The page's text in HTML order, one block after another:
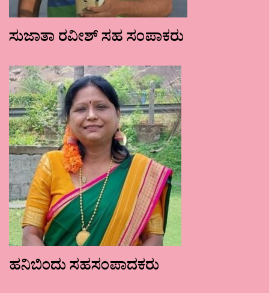
ಸುಜಾತಾ ರವೀಶ್ ಸಹ ಸಂಪಾಕರು
ಹನಿಬಿಂದು ಸಹಸಂಪಾದಕರು